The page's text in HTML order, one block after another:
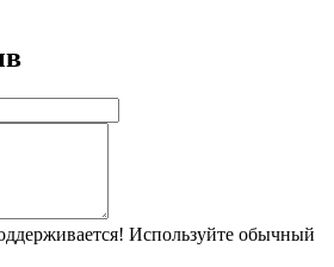
Используйте обычный